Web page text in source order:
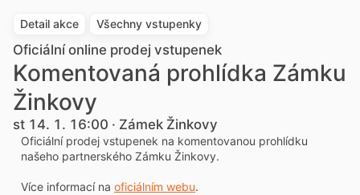
Detail akce Všechny vstupenky
Oficiální online prodej vstupenek
Komentovaná prohlídka Zámku
Žinkovy
st 14. 1. 16:00 · Zámek Žinkovy
Oficiální prodej vstupenek na komentovanou prohlídku
našeho partnerského Zámku Žinkovy.
Více informací na oficiálním webu.